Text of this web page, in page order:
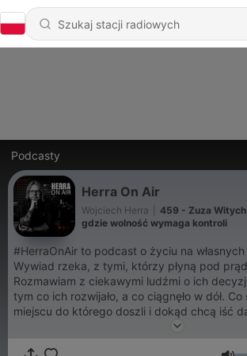
Podcasty
Herra On Air
Wojciech Herra
459 - Zuza Witych
gdzie wolność wymaga kontroli
#HerraOnAir to podcast o życiu na
Wywiad rzeka, z tymi, którzy płyną pod
Rozmawiam z ciekawymi ludźmi o ich
tym co ich rozwijało, a co ciągnęło w dół. Co
miejscu do którego doszli i dokąd chcą iść